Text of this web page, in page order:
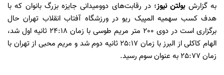
به گزارشبولتن نیوز؛ در رقابت‌های دوومیدانی جایزه بزرگ بانوان که با
هدف کسب سهمیه المپیک ریو در ورزشگاه آفتاب انقلاب تهران حال
برگزاری است در دوی 200 متر مریم طوسی با زمان 24:18 ثانیه اول شد،
الهام کاکلی از البرز با زمان 25:17 ثانیه دوم شد و مریم محبی از تهران با
زمان 25:77 به عنوان سوم رسید.